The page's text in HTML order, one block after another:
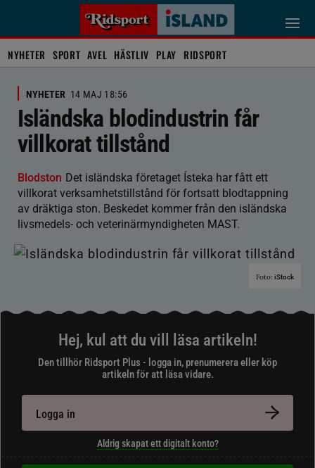
NYHETER SPORT AVEL HÄSTLIV PLAY RIDSPORT
NYHETER 14 MAJ 18:56
Isländska blodindustrin får
villkorat tillstånd
Blodston Det isländska företaget Ísteka har fått ett
villkorat verksamhetstillstånd för fortsatt blodtappning
av dräktiga ston. Beskedet kommer från den isländska
livsmedels- och veterinärmyndigheten MAST.
Foto: iStock
Hej, kul att du vill läsa artikeln!
Den tillhör Ridsport Plus - logga in, prenumerera eller köp
artikeln för att läsa vidare.
Logga in
Aldrig skapat ett digitalt konto?